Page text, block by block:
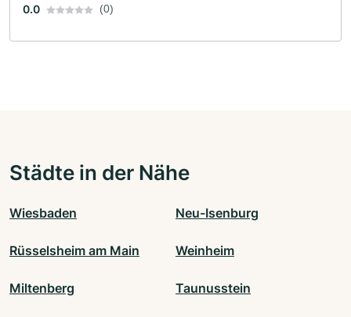
0.0 (0)
Städte in der Nähe
Wiesbaden Neu-Isenburg
Rüsselsheim am Main Weinheim
Miltenberg Taunusstein